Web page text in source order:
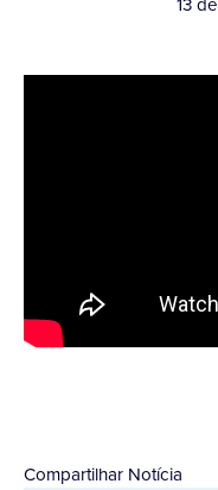
Compartilhar Notícia